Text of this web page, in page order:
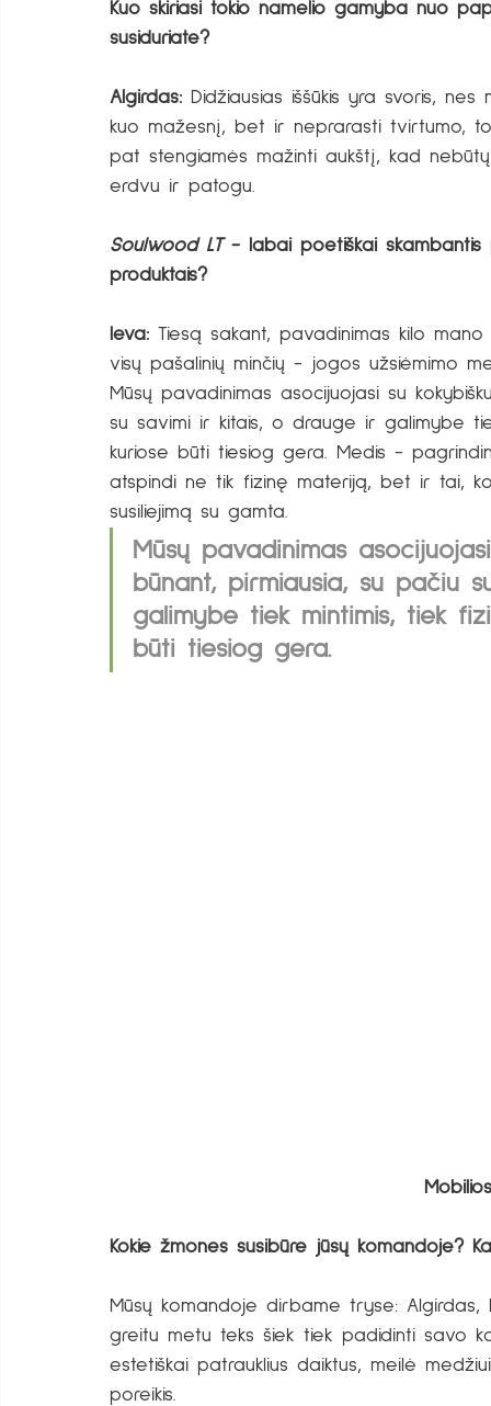
Kuo skiriasi tokio namelio gamyba nuo
susiduriate?
Algirdas: Didžiausias iššūkis yra svoris,
kuo mažesnį, bet ir neprarasti tvirtumo,
pat stengiamės mažinti aukštį, kad
erdvu ir patogu.
Soulwood LT - labai poetiškai skambantis
produktais?
Ieva: Tiesą sakant, pavadinimas kilo
visų pašalinių minčių - jogos užsiėmimo
Mūsų pavadinimas asocijuojasi su
su savimi ir kitais, o drauge ir galimybe
kuriose būti tiesiog gera. Medis -
atspindi ne tik fizinę materiją, bet ir tai,
susiliejimą su gamta.
Mūsų pavadinimas
būnant, pirmiausia, su pačiu
galimybe tiek mintimis, tiek
būti tiesiog gera.
Kokie žmonės susibūrė jūsų komandoje?
Mūsų komandoje dirbame tryse:
greitu metu teks šiek tiek padidinti savo
estetiškai patrauklius daiktus, meilė
poreikis.